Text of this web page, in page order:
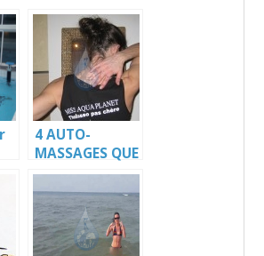
4 AUTO-
MASSAGES QUE
TOUT LE
MONDE
DEVRAIT
CONNAÎTRE !